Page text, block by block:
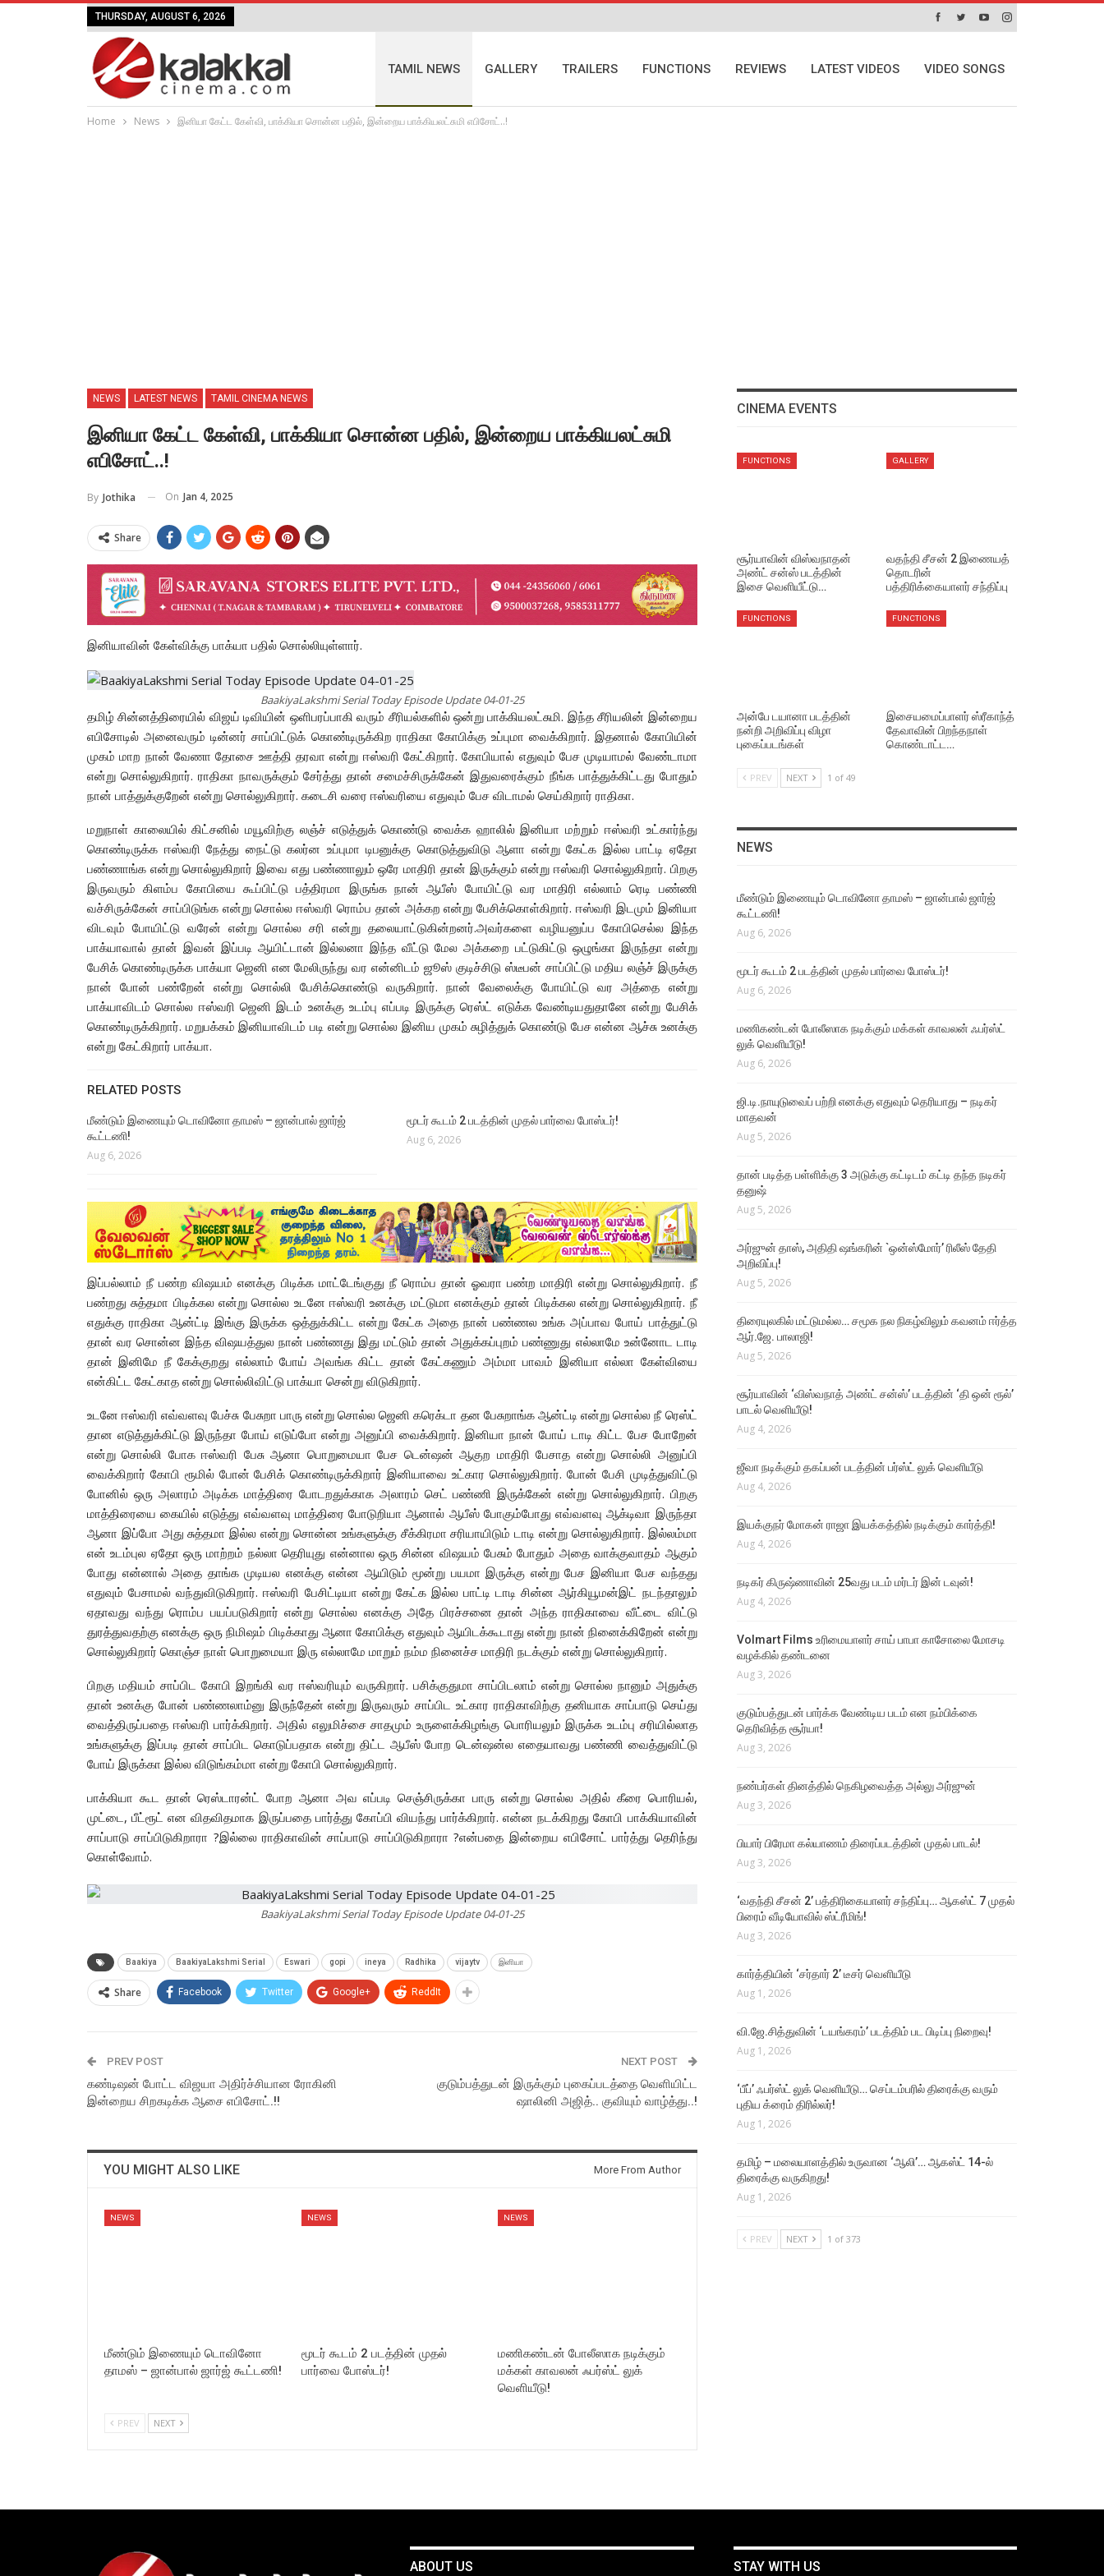
THURSDAY, AUGUST 6, 2026
TAMIL NEWS GALLERY TRAILERS FUNCTIONS REVIEWS LATEST VIDEOS VIDEO SONGS
Home News இனியா கேட்ட கேள்வி, பாக்கியா சொன்ன பதில், இன்றைய பாக்கியலட்சுமி எபிசோட்..!
NEWS LATEST NEWS TAMIL CINEMA NEWS
இனியா கேட்ட கேள்வி, பாக்கியா சொன்ன பதில், இன்றைய பாக்கியலட்சுமி
எபிசோட்..!
By Jothika On Jan 4, 2025
Share
இனியாவின் கேள்விக்கு பாக்யா பதில் சொல்லியுள்ளார்.
BaakiyaLakshmi Serial Today Episode Update 04-01-25
தமிழ் சின்னத்திரையில் விஜய் டிவியின் ஒளிபரப்பாகி வரும் சீரியல்களில் ஒன்று பாக்கியலட்சுமி. இந்த சீரியலின் இன்றைய
எபிசோடில் அனைவரும் டின்னர் சாப்பிட்டுக் கொண்டிருக்கிற ராதிகா கோபிக்கு உப்புமா வைக்கிறார். இதனால் கோபியின்
முகம் மாற நான் வேணா தோசை ஊத்தி தரவா என்று ஈஸ்வரி கேட்கிறார். கோபியால் எதுவும் பேச முடியாமல் வேண்டாமா
என்று சொல்லுகிறார். ராதிகா நாவருக்கும் சேர்த்து தான் சமைச்சிருக்கேன் இதுவரைக்கும் நீங்க பாத்துக்கிட்டது போதும்
நான் பாத்துக்குறேன் என்று சொல்லுகிறார். கடைசி வரை ஈஸ்வரியை எதுவும் பேச விடாமல் செய்கிறார் ராதிகா.
மறுநாள் காலையில் கிட்சனில் மயூவிற்கு லஞ்ச் எடுத்துக் கொண்டு வைக்க ஹாலில் இனியா மற்றும் ஈஸ்வரி உட்கார்ந்து
கொண்டிருக்க ஈஸ்வரி நேத்து நைட்டு கலர்ன உப்புமா டிபனுக்கு கொடுத்துவிடு ஆளா என்று கேட்க இல்ல பாட்டி ஏதோ
பண்ணாங்க என்று சொல்லுகிறார் இவை எது பண்ணாலும் ஒரே மாதிரி தான் இருக்கும் என்று ஈஸ்வரி சொல்லுகிறார். பிறகு
இருவரும் கிளம்ப கோபியை கூப்பிட்டு பத்திரமா இருங்க நான் ஆபீஸ் போயிட்டு வர மாதிரி எல்லாம் ரெடி பண்ணி
வச்சிருக்கேன் சாப்பிடுங்க என்று சொல்ல ஈஸ்வரி ரொம்ப தான் அக்கற என்று பேசிக்கொள்கிறார். ஈஸ்வரி இடமும் இனியா
விடவும் போயிட்டு வரேன் என்று சொல்ல சரி என்று தலையாட்டுகின்றனர்.அவர்களை வழியனுப்ப கோபிசெல்ல இந்த
பாக்யாவால் தான் இவன் இப்படி ஆயிட்டான் இல்லனா இந்த வீட்டு மேல அக்கறை பட்டுகிட்டு ஒழுங்கா இருந்தா என்று
பேசிக் கொண்டிருக்க பாக்யா ஜெனி என மேலிருந்து வர என்னிடம் ஜூஸ் குடிச்சிடு ஸ்டீபன் சாப்பிட்டு மதிய லஞ்ச் இருக்கு
நான் போன் பண்றேன் என்று சொல்லி பேசிக்கொண்டு வருகிறார். நான் வேலைக்கு போயிட்டு வர அத்தை என்று
பாக்யாவிடம் சொல்ல ஈஸ்வரி ஜெனி இடம் உனக்கு உடம்பு எப்படி இருக்கு ரெஸ்ட் எடுக்க வேண்டியதுதானே என்று பேசிக்
கொண்டிருக்கிறார். மறுபக்கம் இனியாவிடம் படி என்று சொல்ல இனிய முகம் சுழித்துக் கொண்டு பேச என்ன ஆச்சு உனக்கு
என்று கேட்கிறார் பாக்யா.
RELATED POSTS
மீண்டும் இணையும் டொவினோ தாமஸ் – ஜான்பால் ஜார்ஜ்
கூட்டணி!
Aug 6, 2026
மூடர் கூடம் 2 படத்தின் முதல் பார்வை போஸ்டர்!
Aug 6, 2026
இப்பல்லாம் நீ பண்ற விஷயம் எனக்கு பிடிக்க மாட்டேங்குது நீ ரொம்ப தான் ஓவரா பண்ற மாதிரி என்று சொல்லுகிறார். நீ
பண்றது சுத்தமா பிடிக்கல என்று சொல்ல உடனே ஈஸ்வரி உனக்கு மட்டுமா எனக்கும் தான் பிடிக்கல என்று சொல்லுகிறார். நீ
எதுக்கு ராதிகா ஆன்ட்டி இங்கு இருக்க ஒத்துக்கிட்ட என்று கேட்க அதை நான் பண்ணல உங்க அப்பாவ போய் பாத்துட்டு
தான் வர சொன்ன இந்த விஷயத்துல நான் பண்ணது இது மட்டும் தான் அதுக்கப்புறம் பண்ணுது எல்லாமே உன்னோட டாடி
தான் இனிமே நீ கேக்குறது எல்லாம் போய் அவங்க கிட்ட தான் கேட்கணும் அம்மா பாவம் இனியா எல்லா கேள்வியை
என்கிட்ட கேட்காத என்று சொல்லிவிட்டு பாக்யா சென்று விடுகிறார்.
உடனே ஈஸ்வரி எவ்வளவு பேச்சு பேசுறா பாரு என்று சொல்ல ஜெனி கரெக்டா தன பேசுறாங்க ஆன்ட்டி என்று சொல்ல நீ ரெஸ்ட்
தான எடுத்துக்கிட்டு இருந்தா போய் எடுப்போ என்று அனுப்பி வைக்கிறார். இனியா நான் போய் டாடி கிட்ட பேச போறேன்
என்று சொல்லி போக ஈஸ்வரி பேசு ஆனா பொறுமையா பேச டென்ஷன் ஆகுற மாதிரி பேசாத என்று சொல்லி அனுப்பி
வைக்கிறார் கோபி ரூமில் போன் பேசிக் கொண்டிருக்கிறார் இனியாவை உட்கார சொல்லுகிறார். போன் பேசி முடித்துவிட்டு
போனில் ஒரு அலாரம் அடிக்க மாத்திரை போடறதுக்காக அலாரம் செட் பண்ணி இருக்கேன் என்று சொல்லுகிறார். பிறகு
மாத்திரையை கையில் எடுத்து எவ்வளவு மாத்திரை போடுறியா ஆனால் ஆபீஸ் போகும்போது எவ்வளவு ஆக்டிவா இருந்தா
ஆனா இப்போ அது சுத்தமா இல்ல என்று சொன்ன உங்களுக்கு சீக்கிரமா சரியாயிடும் டாடி என்று சொல்லுகிறார். இல்லம்மா
என் உடம்புல ஏதோ ஒரு மாற்றம் நல்லா தெரியுது என்னால ஒரு சின்ன விஷயம் பேசும் போதும் அதை வாக்குவாதம் ஆகும்
போது என்னால் அதை தாங்க முடியல எனக்கு என்ன ஆயிடும் மூன்று பயமா இருக்கு என்று பேச இனியா பேச வந்தது
எதுவும் பேசாமல் வந்துவிடுகிறார். ஈஸ்வரி பேசிட்டியா என்று கேட்க இல்ல பாட்டி டாடி சின்ன ஆர்கியூமன்இட் நடந்தாலும்
ஏதாவது வந்து ரொம்ப பயப்படுகிறார் என்று சொல்ல எனக்கு அதே பிரச்சனை தான் அந்த ராதிகாவை வீட்டை விட்டு
துரத்துவதற்கு எனக்கு ஒரு நிமிஷம் பிடிக்காது ஆனா கோபிக்கு எதுவும் ஆயிடக்கூடாது என்று நான் நினைக்கிறேன் என்று
சொல்லுகிறார் கொஞ்ச நாள் பொறுமையா இரு எல்லாமே மாறும் நம்ம நினைச்ச மாதிரி நடக்கும் என்று சொல்லுகிறார்.
பிறகு மதியம் சாப்பிட கோபி இறங்கி வர ஈஸ்வரியும் வருகிறார். பசிக்குதுமா சாப்பிடலாம் என்று சொல்ல நானும் அதுக்கு
தான் உனக்கு போன் பண்ணலாம்னு இருந்தேன் என்று இருவரும் சாப்பிட உட்கார ராதிகாவிற்கு தனியாக சாப்பாடு செய்து
வைத்திருப்பதை ஈஸ்வரி பார்க்கிறார். அதில் எலுமிச்சை சாதமும் உருளைக்கிழங்கு பொரியலும் இருக்க உடம்பு சரியில்லாத
உங்களுக்கு இப்படி தான் சாப்பிட கொடுப்பதாக என்று திட்ட ஆபீஸ் போற டென்ஷன்ல எதையாவது பண்ணி வைத்துவிட்டு
போய் இருக்கா இல்ல விடுங்கம்மா என்று கோபி சொல்லுகிறார்.
பாக்கியா கூட தான் ரெஸ்டாரன்ட் போற ஆனா அவ எப்படி செஞ்சிருக்கா பாரு என்று சொல்ல அதில் கீரை பொரியல்,
முட்டை, பீட்ரூட் என விதவிதமாக இருப்பதை பார்த்து கோப்பி வியந்து பார்க்கிறார். என்ன நடக்கிறது கோபி பாக்கியாவின்
சாப்பாடு சாப்பிடுகிறாரா ?இல்லை ராதிகாவின் சாப்பாடு சாப்பிடுகிறாரா ?என்பதை இன்றைய எபிசோட் பார்த்து தெரிந்து
கொள்வோம்.
BaakiyaLakshmi Serial Today Episode Update 04-01-25
Baakiya BaakiyaLakshmi Serial Eswari gopi ineya Radhika vijaytv இனியா
Share Facebook Twitter Google+ ReddIt
PREV POST
கண்டிஷன் போட்ட விஜயா அதிர்ச்சியான ரோகினி
இன்றைய சிறகடிக்க ஆசை எபிசோட்.!!
NEXT POST
குடும்பத்துடன் இருக்கும் புகைப்படத்தை வெளியிட்ட
ஷாலினி அஜித்.. குவியும் வாழ்த்து..!
YOU MIGHT ALSO LIKE More From Author
NEWS
மீண்டும் இணையும் டொவினோ
தாமஸ் – ஜான்பால் ஜார்ஜ் கூட்டணி!
NEWS
மூடர் கூடம் 2 படத்தின் முதல்
பார்வை போஸ்டர்!
NEWS
மணிகண்டன் போலீஸாக நடிக்கும்
மக்கள் காவலன் ஃபர்ஸ்ட் லுக்
வெளியீடு!
PREV NEXT
CINEMA EVENTS
FUNCTIONS
சூர்யாவின் விஸ்வநாதன்
அண்ட் சன்ஸ் படத்தின்
இசை வெளியீட்டு…
GALLERY
வதந்தி சீசன் 2 இணையத்
தொடரின்
பத்திரிக்கையாளர் சந்திப்பு
FUNCTIONS
அன்பே டயானா படத்தின்
நன்றி அறிவிப்பு விழா
புகைப்படங்கள்
FUNCTIONS
இசையமைப்பாளர் ஸ்ரீகாந்த்
தேவாவின் பிறந்தநாள்
கொண்டாட்ட…
PREV NEXT 1 of 49
NEWS
மீண்டும் இணையும் டொவினோ தாமஸ் – ஜான்பால் ஜார்ஜ்
கூட்டணி!
Aug 6, 2026
மூடர் கூடம் 2 படத்தின் முதல் பார்வை போஸ்டர்!
Aug 6, 2026
மணிகண்டன் போலீஸாக நடிக்கும் மக்கள் காவலன் ஃபர்ஸ்ட்
லுக் வெளியீடு!
Aug 6, 2026
ஜி.டி.நாயுடுவைப் பற்றி எனக்கு எதுவும் தெரியாது – நடிகர்
மாதவன்
Aug 5, 2026
தான் படித்த பள்ளிக்கு 3 அடுக்கு கட்டிடம் கட்டி தந்த நடிகர்
தனுஷ்
Aug 5, 2026
அர்ஜுன் தாஸ், அதிதி ஷங்கரின் `ஒன்ஸ்மோர்’ ரிலீஸ் தேதி
அறிவிப்பு!
Aug 5, 2026
திரையுலகில் மட்டுமல்ல… சமூக நல நிகழ்விலும் கவனம் ஈர்த்த
ஆர்.ஜே. பாலாஜி!
Aug 5, 2026
சூர்யாவின் ‘விஸ்வநாத் அண்ட் சன்ஸ்’ படத்தின் ‘தி ஒன் ரூல்’
பாடல் வெளியீடு!
Aug 4, 2026
ஜீவா நடிக்கும் தகப்பன் படத்தின் பர்ஸ்ட் லுக் வெளியீடு
Aug 4, 2026
இயக்குநர் மோகன் ராஜா இயக்கத்தில் நடிக்கும் கார்த்தி!
Aug 4, 2026
நடிகர் கிருஷ்ணாவின் 25வது படம் மர்டர் இன் டவுன்!
Aug 4, 2026
Volmart Films உரிமையாளர் சாய் பாபா காசோலை மோசடி
வழக்கில் தண்டனை
Aug 3, 2026
குடும்பத்துடன் பார்க்க வேண்டிய படம் என நம்பிக்கை
தெரிவித்த சூர்யா!
Aug 3, 2026
நண்பர்கள் தினத்தில் நெகிழவைத்த அல்லு அர்ஜுன்
Aug 3, 2026
பியார் பிரேமா கல்யாணம் திரைப்படத்தின் முதல் பாடல்!
Aug 3, 2026
‘வதந்தி சீசன் 2’ பத்திரிகையாளர் சந்திப்பு… ஆகஸ்ட் 7 முதல்
பிரைம் வீடியோவில் ஸ்ட்ரீமிங்!
Aug 3, 2026
கார்த்தியின் ‘சர்தார் 2’ டீசர் வெளியீடு
Aug 1, 2026
வி.ஜே.சித்துவின் ‘டயங்கரம்’ படத்திம் பட பிடிப்பு நிறைவு!
Aug 1, 2026
‘பீப்’ ஃபர்ஸ்ட் லுக் வெளியீடு… செப்டம்பரில் திரைக்கு வரும்
புதிய க்ரைம் திரில்லர்!
Aug 1, 2026
தமிழ் – மலையாளத்தில் உருவான ‘ஆலி’… ஆகஸ்ட் 14-ல்
திரைக்கு வருகிறது!
Aug 1, 2026
PREV NEXT 1 of 373
ABOUT US STAY WITH US